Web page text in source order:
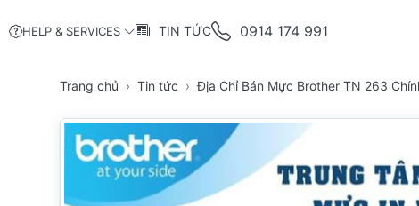
HELP & SERVICES TIN TỨC 0914 174 991
Trang chủ Tin tức Địa Chỉ Bán Mực Brother TN 263